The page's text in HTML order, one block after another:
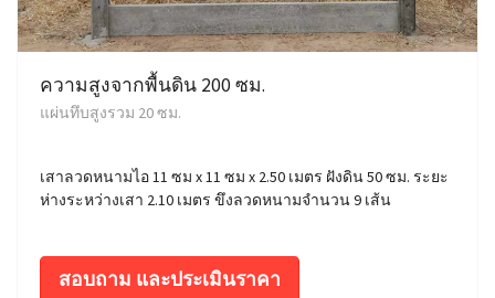
ความสูงจากพื้นดิน 200 ซม.
แผ่นทึบสูงรวม 20 ซม.
เสาลวดหนามไอ 11 ซม x 11 ซม x 2.50 เมตร ฝังดิน 50 ซม. ระยะ
ห่างระหว่างเสา 2.10 เมตร ขึงลวดหนามจำนวน 9 เส้น
สอบถาม และประเมินราคา